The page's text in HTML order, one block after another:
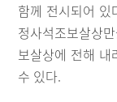
함께 전시되어 있
정사석조보살상
보살상에 전해 내
수 있다.